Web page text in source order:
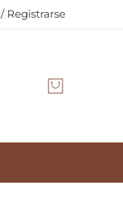
Registrarse